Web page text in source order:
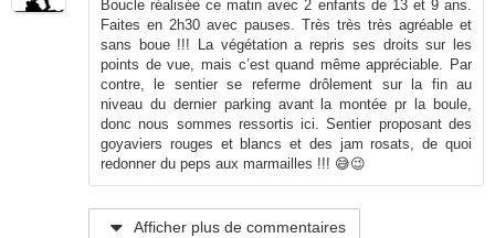
Boucle réalisée ce matin avec 2 enfants de 13 et 9 ans.
Faites en 2h30 avec pauses. Très très très agréable et
sans boue !!! La végétation a repris ses droits sur les
points de vue, mais c’est quand même appréciable. Par
contre, le sentier se referme drôlement sur la fin au
niveau du dernier parking avant la montée pr la boule,
donc nous sommes ressortis ici. Sentier proposant des
goyaviers rouges et blancs et des jam rosats, de quoi
redonner du peps aux marmailles !!! 😅😉
Afficher plus de commentaires